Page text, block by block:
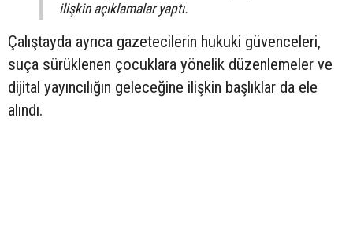
ilişkin açıklamalar yaptı.
Çalıştayda ayrıca gazetecilerin hukuki güvenceleri,
suça sürüklenen çocuklara yönelik düzenlemeler ve
dijital yayıncılığın geleceğine ilişkin başlıklar da ele
alındı.